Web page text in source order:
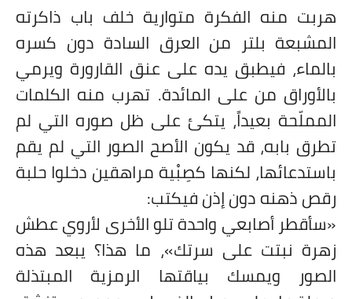
هربت منه الفكرة متوارية خلف باب ذاكرته
المشبعة بلتر من العرق السادة دون كسره
بالماء، فيطبق يده على عنق القارورة ويرمي
بالأوراق من على المائدة. تهرب منه الكلمات
المملّحة بعيداً، يتكئ على ظل صوره التي لم
تطرق بابه، قد يكون الأصح الصور التي لم يقم
باستدعائها، لكنها كصِبْية مراهقين دخلوا حلبة
رقص ذهنه دون إذن فيكتب:
«سأقطر أصابعي واحدة تلو الأخرى لأروي عطش
زهرة نبتت على سرتك»، ما هذا؟ يبعد هذه
الصور ويمسك بياقتها الرمزية المبتذلة